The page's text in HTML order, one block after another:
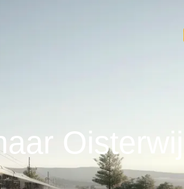
Oisterwijk